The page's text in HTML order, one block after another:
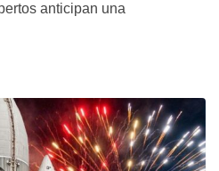
anticipan una